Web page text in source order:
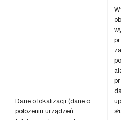
Dane o lokalizacji (dane o
położeniu urządzeń